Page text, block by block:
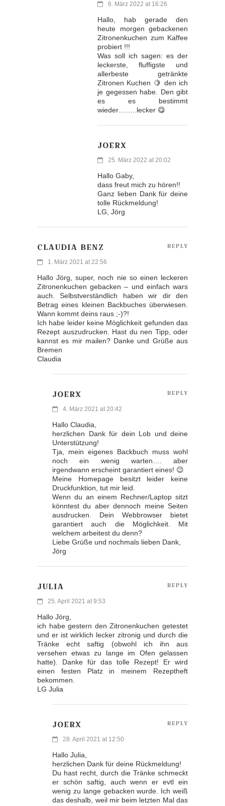
6. März 2022 at 16:26
Hallo, hab gerade den
heute morgen gebackenen
Zitronenkuchen zum Kaffee
probiert !!!
Was soll ich sagen: es der
leckerste, fluffigste und
allerbeste getränkte
Zitronen Kuchen 🍋 den ich
je gegessen habe. Den gibt
es es bestimmt
wieder……..lecker 😋
JOERX
25. März 2022 at 20:02
Hallo Gaby,
dass freut mich zu hören!!
Ganz lieben Dank für deine
tolle Rückmeldung!
LG, Jörg
CLAUDIA BENZ
1. März 2021 at 22:56
Hallo Jörg, super, noch nie so einen leckeren
Zitronenkuchen gebacken – und einfach wars
auch. Selbstverständlich haben wir dir den
Betrag eines kleinen Backbuches überwiesen.
Wann kommt deins raus ;-)?!
Ich habe leider keine Möglichkeit gefunden das
Rezept auszudrucken. Hast du nen Tipp, oder
kannst es mir mailen? Danke und Grüße aus
Bremen
Claudia
REPLY
JOERX
4. März 2021 at 20:42
Hallo Claudia,
herzlichen Dank für dein Lob und deine
Unterstützung!
Tja, mein eigenes Backbuch muss wohl
noch ein wenig warten…. aber
irgendwann erscheint garantiert eines! 😉
Meine Homepage besitzt leider keine
Druckfunktion, tut mir leid.
Wenn du an einem Rechner/Laptop sitzt
könntest du aber dennoch meine Seiten
ausdrucken. Dein Webbrowser bietet
garantiert auch die Möglichkeit. Mit
welchem arbeitest du denn?
Liebe Grüße und nochmals lieben Dank,
Jörg
REPLY
JULIA
25. April 2021 at 9:53
Hallo Jörg,
ich habe gestern den Zitronenkuchen getestet
und er ist wirklich lecker zitronig und durch die
Tränke echt saftig (obwohl ich ihn aus
versehen etwas zu lange im Ofen gelassen
hatte). Danke für das tolle Rezept! Er wird
einen festen Platz in meinem Rezeptheft
bekommen.
LG Julia
REPLY
JOERX
28. April 2021 at 12:50
Hallo Julia,
herzlichen Dank für deine Rückmeldung!
Du hast recht, durch die Tränke schmeckt
er schön saftig, auch wenn er evtl ein
wenig zu lange gebacken wurde. Ich weiß
das deshalb, weil mir beim letzten Mal das
REPLY